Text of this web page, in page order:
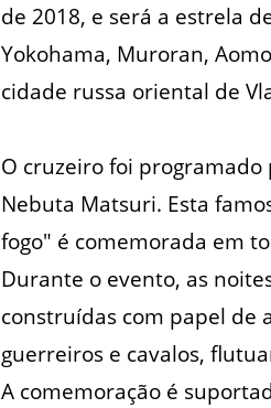
de 2018, e será a estrela
Yokohama, Muroran,
cidade russa oriental de
O cruzeiro foi
Nebuta Matsuri. Esta
fogo" é comemorada em
Durante o evento, as
construídas com papel de
guerreiros e cavalos,
A comemoração é